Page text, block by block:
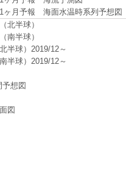
月予報 海面水温時系列予想図
北半球）
南半球）
半球）2019/12～
半球）2019/12～
想図
図